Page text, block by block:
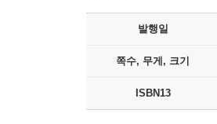
발행일
쪽수, 무게, 크기
ISBN13